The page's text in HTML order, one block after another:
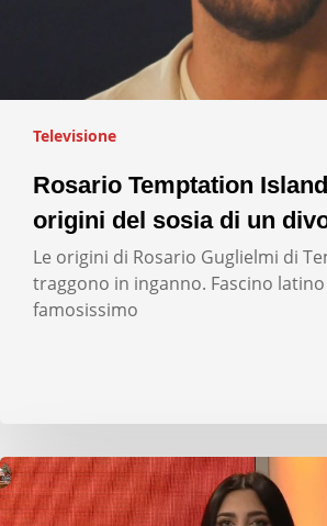
Televisione
Rosario Temptation
origini del sosia di un
Le origini di Rosario Guglielmi di
traggono in inganno. Fascino
famosissimo